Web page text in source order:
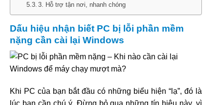
3. Hỗ trợ tận nơi, nhanh chóng
Dấu hiệu nhận biết PC bị lỗi phần mềm
nặng cần cài lại Windows
Khi PC của bạn bắt đầu có những biểu hiện “lạ”, đó là